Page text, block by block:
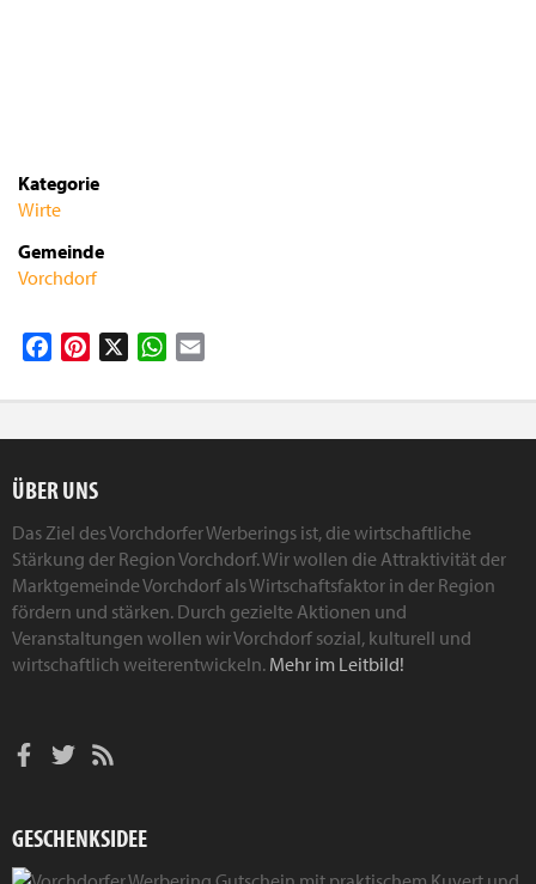
Kategorie
Wirte
Gemeinde
Vorchdorf
FacebookPinterest WhatsApp
ÜBER UNS
Das Ziel des Vorchdorfer Werberings ist, die wirtschaftliche
Stärkung der Region Vorchdorf. Wir wollen die Attraktivität der
Marktgemeinde Vorchdorf als Wirtschaftsfaktor in der Region
fördern und stärken. Durch gezielte Aktionen und
Veranstaltungen wollen wir Vorchdorf sozial, kulturell und
wirtschaftlich weiterentwickeln. Mehr im Leitbild!
GESCHENKSIDEE